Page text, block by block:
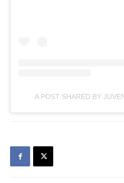
A POST SHARED BY